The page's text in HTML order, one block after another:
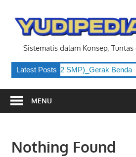
content
Sistematis dalam Konsep,
Latest Posts
Kelas 8 (Kelas 2 SMP)_Gerak Benda
MENU
Nothing Found